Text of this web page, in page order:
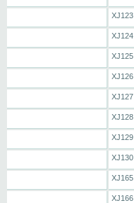
XJ123
XJ124
XJ125
XJ126
XJ127
XJ128
XJ129
XJ130
XJ165
XJ166